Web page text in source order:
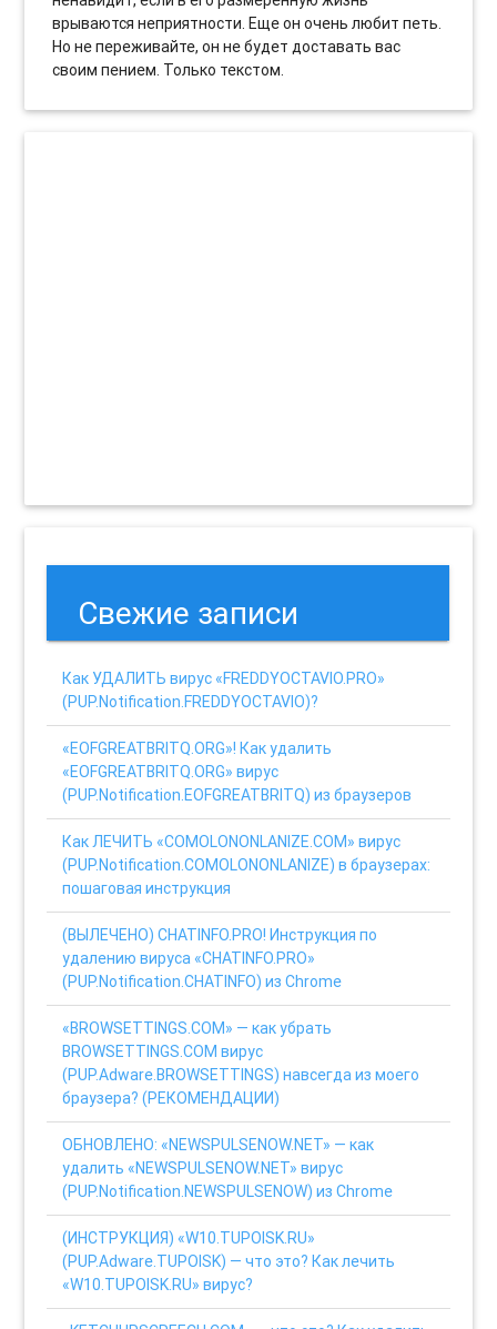
врываются неприятности. Еще он очень любит петь.
Но не переживайте, он не будет доставать вас
своим пением. Только текстом.
Свежие записи
Как УДАЛИТЬ вирус «FREDDYOCTAVIO.PRO»
(PUP.Notification.FREDDYOCTAVIO)?
«EOFGREATBRITQ.ORG»! Как удалить
«EOFGREATBRITQ.ORG» вирус
(PUP.Notification.EOFGREATBRITQ) из браузеров
Как ЛЕЧИТЬ «COMOLONONLANIZE.COM» вирус
(PUP.Notification.COMOLONONLANIZE) в браузерах:
пошаговая инструкция
(ВЫЛЕЧЕНО) CHATINFO.PRO! Инструкция по
удалению вируса «CHATINFO.PRO»
(PUP.Notification.CHATINFO) из Chrome
«BROWSETTINGS.COM» — как убрать
BROWSETTINGS.COM вирус
(PUP.Adware.BROWSETTINGS) навсегда из моего
браузера? (РЕКОМЕНДАЦИИ)
ОБНОВЛЕНО: «NEWSPULSENOW.NET» — как
удалить «NEWSPULSENOW.NET» вирус
(PUP.Notification.NEWSPULSENOW) из Chrome
(ИНСТРУКЦИЯ) «W10.TUPOISK.RU»
(PUP.Adware.TUPOISK) — что это? Как лечить
«W10.TUPOISK.RU» вирус?